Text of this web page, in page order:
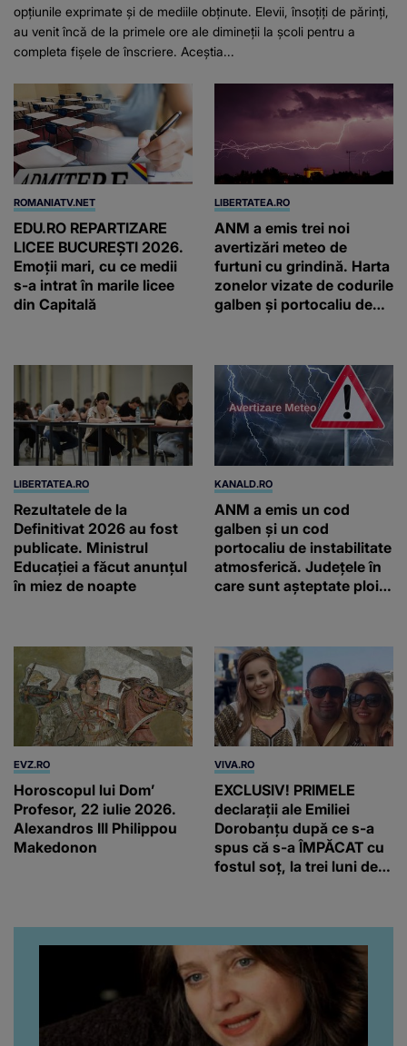
opțiunile exprimate și de mediile obținute. Elevii, însoțiți de părinți,
au venit încă de la primele ore ale dimineții la școli pentru a
completa fișele de înscriere. Aceștia...
ROMANIATV.NET
EDU.RO REPARTIZARE
LICEE BUCUREŞTI 2026.
Emoţii mari, cu ce medii
s-a intrat în marile licee
din Capitală
LIBERTATEA.RO
ANM a emis trei noi
avertizări meteo de
furtuni cu grindină. Harta
zonelor vizate de codurile
galben și portocaliu de
LIBERTATEA.RO
Rezultatele de la
Definitivat 2026 au fost
publicate. Ministrul
Educației a făcut anunțul
în miez de noapte
KANALD.RO
ANM a emis un cod
galben și un cod
portocaliu de instabilitate
atmosferică. Județele în
care sunt așteptate ploi
EVZ.RO
Horoscopul lui Dom’
Profesor, 22 iulie 2026.
Alexandros III Philippou
Makedonon
VIVA.RO
EXCLUSIV! PRIMELE
declarații ale Emiliei
Dorobanțu după ce s-a
spus că s-a ÎMPĂCAT cu
fostul soț, la trei luni de
artistă i-a lăsat MASCĂ
pe toți. De data aceasta,
chiar a rupt tăcerea:
”Poate că aveam să ne
spunem, să ne...”